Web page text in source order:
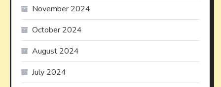
November 2024
October 2024
August 2024
July 2024